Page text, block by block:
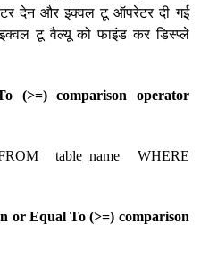
देन और इक्वल टू ऑपरेटर दी गई
टू वैल्यू को फाइंड कर डिस्प्ले
(>=) comparison operator
table_name WHERE
or Equal To (>=) comparison